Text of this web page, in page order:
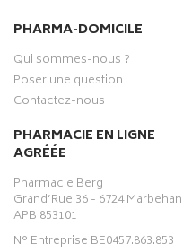
PHARMA-DOMICILE
Qui sommes-nous ?
Poser une question
Contactez-nous
PHARMACIE EN LIGNE
AGRÉÉE
Pharmacie Berg
Grand’Rue 36 - 6724 Marbehan
APB 853101
N° Entreprise BE0457.863.853